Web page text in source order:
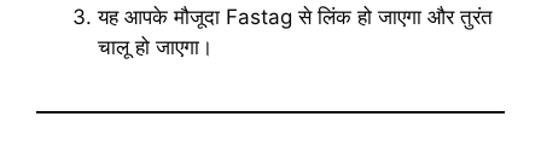
यह आपके मौजूदा Fastag से लिंक हो जाएगा और तुरंत
चालू हो जाएगा।